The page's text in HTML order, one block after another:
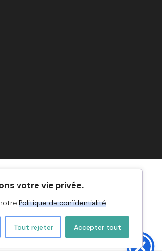
votre vie privée.
Politique de confidentialité.
Tout rejeter Accepter tout